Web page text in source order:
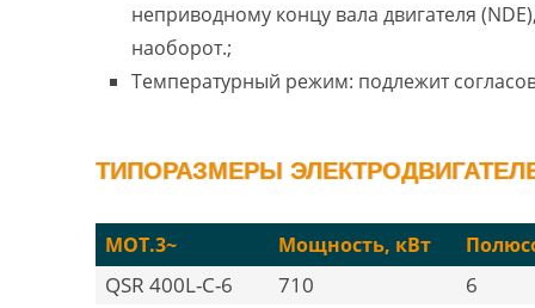
неприводному концу вала двигателя
наоборот.;
Температурный режим: подлежит
ТИПОРАЗМЕРЫ
MOT.3~ Мощность, кВт
QSR 400L-С-6 710
6